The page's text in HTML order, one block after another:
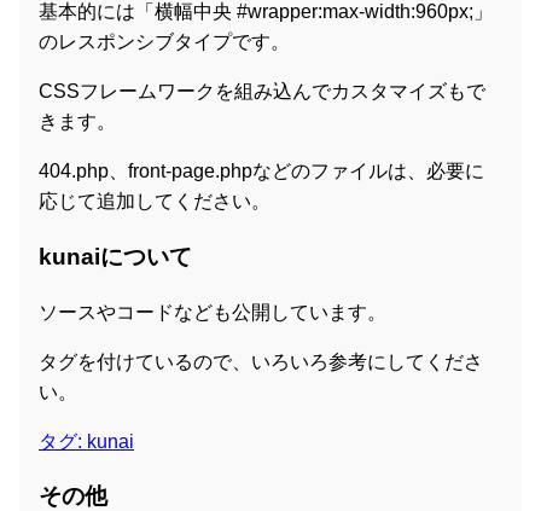
基本的には「横幅中央 #wrapper:max-width:960px;」
のレスポンシブタイプです。
CSSフレームワークを組み込んでカスタマイズもで
きます。
404.php、front-page.phpなどのファイルは、必要に
応じて追加してください。
kunaiについて
ソースやコードなども公開しています。
タグを付けているので、いろいろ参考にしてくださ
い。
タグ: kunai
その他